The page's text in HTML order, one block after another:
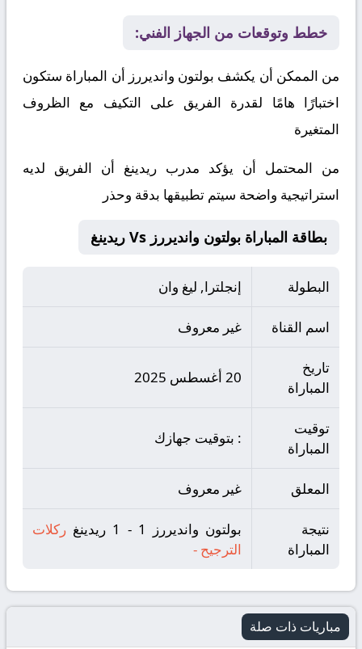
خطط وتوقعات من الجهاز الفني:
من الممكن أن يكشف بولتون وانديررز أن المباراة ستكون
اختبارًا هامًا لقدرة الفريق على التكيف مع الظروف
المتغيرة
من المحتمل أن يؤكد مدرب ريدينغ أن الفريق لديه
استراتيجية واضحة سيتم تطبيقها بدقة وحذر
بطاقة المباراة بولتون وانديررز Vs ريدينغ
البطولة إنجلترا, ليغ وان
اسم القناة غير معروف
تاريخ
المباراة
20 أغسطس 2025
توقيت
المباراة
: بتوقيت جهازك
المعلق غير معروف
نتيجة
المباراة
بولتون وانديررز 1 - 1 ريدينغ
ركلات
الترجيح -
مباريات ذات صلة